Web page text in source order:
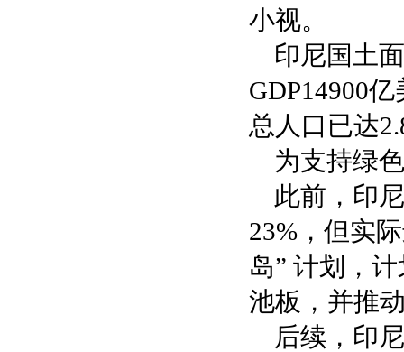
小视。
印尼国土
GDP14900
总人口已达
为支持绿
此前，印
23%，但实
岛” 计划，
池板，并推
后续，印